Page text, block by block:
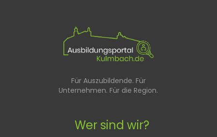
Für Auszubildende. Für
Unternehmen. Für die Region.
Wer sind wir?